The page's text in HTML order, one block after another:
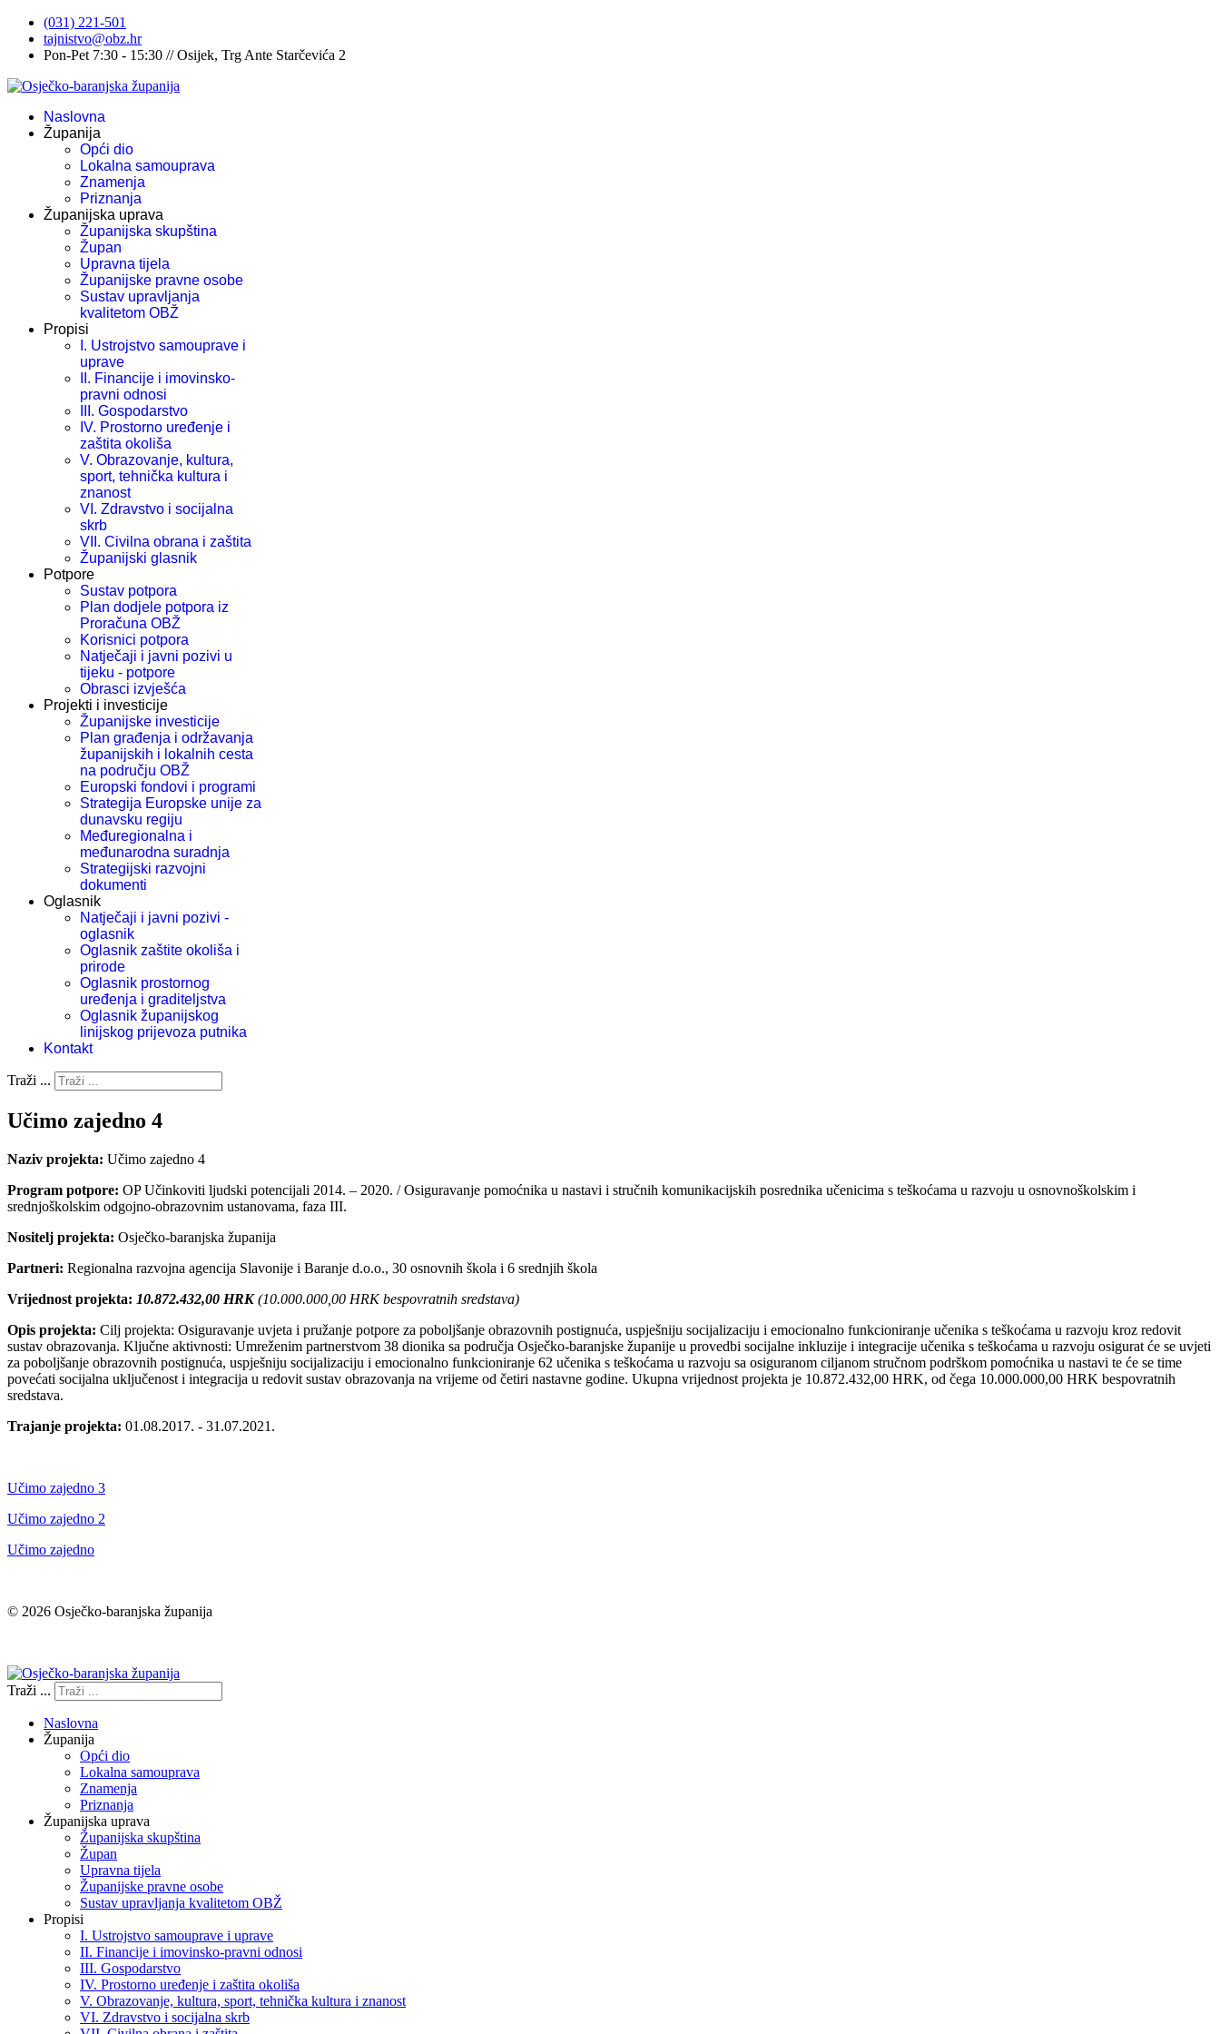
(031) 221-501
tajnistvo@obz.hr
Pon-Pet 7:30 - 15:30 // Osijek, Trg Ante Starčevića 2
Naslovna
Županija
Opći dio
Lokalna samouprava
Znamenja
Priznanja
Županijska uprava
Županijska skupština
Župan
Upravna tijela
Županijske pravne osobe
Sustav upravljanja
kvalitetom OBŽ
Propisi
I. Ustrojstvo samouprave i
uprave
II. Financije i imovinsko-
pravni odnosi
III. Gospodarstvo
IV. Prostorno uređenje i
zaštita okoliša
V. Obrazovanje, kultura,
sport, tehnička kultura i
znanost
VI. Zdravstvo i socijalna
skrb
VII. Civilna obrana i zaštita
Županijski glasnik
Potpore
Sustav potpora
Plan dodjele potpora iz
Proračuna OBŽ
Korisnici potpora
Natječaji i javni pozivi u
tijeku - potpore
Obrasci izvješća
Projekti i investicije
Županijske investicije
Plan građenja i održavanja
županijskih i lokalnih cesta
na području OBŽ
Europski fondovi i programi
Strategija Europske unije za
dunavsku regiju
Međuregionalna i
međunarodna suradnja
Strategijski razvojni
dokumenti
Oglasnik
Natječaji i javni pozivi -
oglasnik
Oglasnik zaštite okoliša i
prirode
Oglasnik prostornog
uređenja i graditeljstva
Oglasnik županijskog
linijskog prijevoza putnika
Kontakt
Traži ...
Učimo zajedno 4
Naziv projekta: Učimo zajedno 4
Program potpore: OP Učinkoviti ljudski potencijali 2014. – 2020. / Osiguravanje pomoćnika u nastavi i stručnih komunikacijskih posrednika učenicima s teškoćama u razvoju u osnovnoškolskim i
srednjoškolskim odgojno-obrazovnim ustanovama, faza III.
Nositelj projekta: Osječko-baranjska županija
Partneri: Regionalna razvojna agencija Slavonije i Baranje d.o.o., 30 osnovnih škola i 6 srednjih škola
Vrijednost projekta: 10.872.432,00 HRK(10.000.000,00 HRK bespovratnih sredstava)
Opis projekta: Cilj projekta: Osiguravanje uvjeta i pružanje potpore za poboljšanje obrazovnih postignuća, uspješniju socijalizaciju i emocionalno funkcioniranje učenika s teškoćama u razvoju kroz redovit
sustav obrazovanja. Ključne aktivnosti: Umreženim partnerstvom 38 dionika sa područja Osječko-baranjske županije u provedbi socijalne inkluzije i integracije učenika s teškoćama u razvoju osigurat će se uvjeti
za poboljšanje obrazovnih postignuća, uspješniju socijalizaciju i emocionalno funkcioniranje 62 učenika s teškoćama u razvoju sa osiguranom ciljanom stručnom podrškom pomoćnika u nastavi te će se time
povećati socijalna uključenost i integracija u redovit sustav obrazovanja na vrijeme od četiri nastavne godine. Ukupna vrijednost projekta je 10.872.432,00 HRK, od čega 10.000.000,00 HRK bespovratnih
sredstava.
Trajanje projekta: 01.08.2017. - 31.07.2021.
Učimo zajedno 3
Učimo zajedno 2
Učimo zajedno
© 2026 Osječko-baranjska županija
Traži ...
Naslovna
Županija
Opći dio
Lokalna samouprava
Znamenja
Priznanja
Županijska uprava
Županijska skupština
Župan
Upravna tijela
Županijske pravne osobe
Sustav upravljanja kvalitetom OBŽ
Propisi
I. Ustrojstvo samouprave i uprave
II. Financije i imovinsko-pravni odnosi
III. Gospodarstvo
IV. Prostorno uređenje i zaštita okoliša
V. Obrazovanje, kultura, sport, tehnička kultura i znanost
VI. Zdravstvo i socijalna skrb